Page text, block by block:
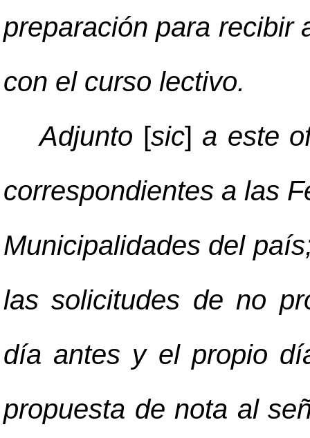
preparación para recibir
con el curso lectivo.
Adjunto [sic] a este
correspondientes a las
Municipalidades del
las solicitudes de no
día antes y el propio
propuesta de nota al